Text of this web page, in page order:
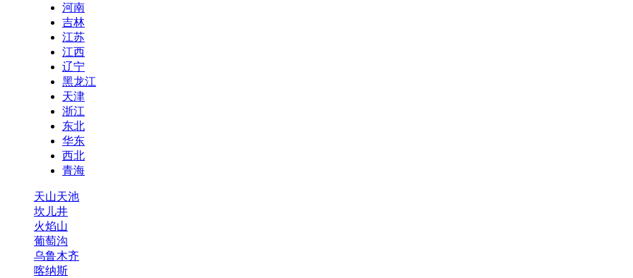
河南
吉林
江苏
江西
辽宁
黑龙江
天津
浙江
东北
华东
西北
青海
天山天池
坎儿井
火焰山
葡萄沟
乌鲁木齐
喀纳斯